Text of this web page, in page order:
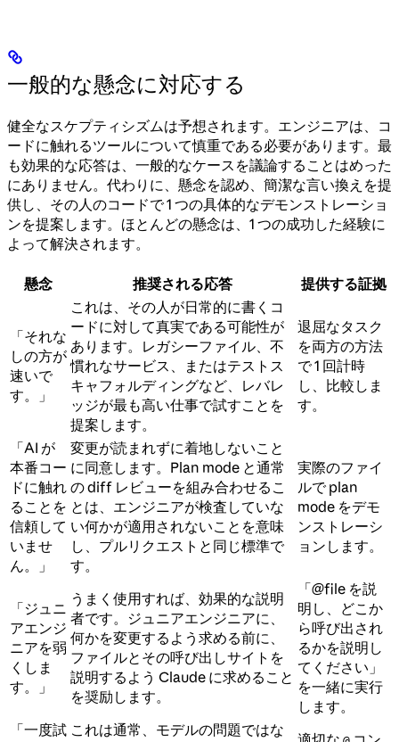
一般的な懸念に対応する
健全なスケプティシズムは予想されます。エンジニアは、コ
ードに触れるツールについて慎重である必要があります。最
も効果的な応答は、一般的なケースを議論することはめった
にありません。代わりに、懸念を認め、簡潔な言い換えを提
供し、その人のコードで 1 つの具体的なデモンストレーショ
ンを提案します。ほとんどの懸念は、1 つの成功した経験に
よって解決されます。
懸念 推奨される応答 提供する証拠
「それな
しの方が
速いで
す。」
これは、その人が日常的に書くコ
ードに対して真実である可能性が
あります。レガシーファイル、不
慣れなサービス、またはテストス
キャフォルディングなど、レバレ
ッジが最も高い仕事で試すことを
提案します。
退屈なタスク
を両方の方法
で 1 回計時
し、比較しま
す。
「AI が
本番コー
ドに触れ
ることを
信頼して
いませ
ん。」
変更が読まれずに着地しないこと
に同意します。Plan mode と通常
の diff レビューを組み合わせるこ
とは、エンジニアが検査していな
い何かが適用されないことを意味
し、プルリクエストと同じ標準で
す。
実際のファイ
ルで plan
mode をデモ
ンストレーシ
ョンします。
「ジュニ
アエンジ
ニアを弱
くしま
す。」
うまく使用すれば、効果的な説明
者です。ジュニアエンジニアに、
何かを変更するよう求める前に、
ファイルとその呼び出しサイトを
説明するよう Claude に求めること
を奨励します。
「@file を説
明し、どこか
ら呼び出され
るかを説明し
てください」
を一緒に実行
します。
「一度試 これは通常、モデルの問題ではな